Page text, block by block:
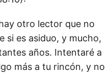
otro lector que no
si es asiduo, y mucho,
años. Intentaré a
más a tu rincón, y no